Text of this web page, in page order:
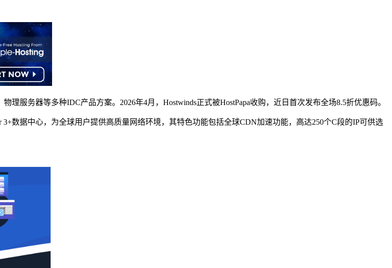
理服务器等多种IDC产品方案。2026年4月，Hostwinds正式被HostPapa收购，近日首次发布全场8.5折优惠码。
数据中心，为全球用户提供高质量网络环境，其特色功能包括全球CDN加速功能，高达250个C段的IP可供选